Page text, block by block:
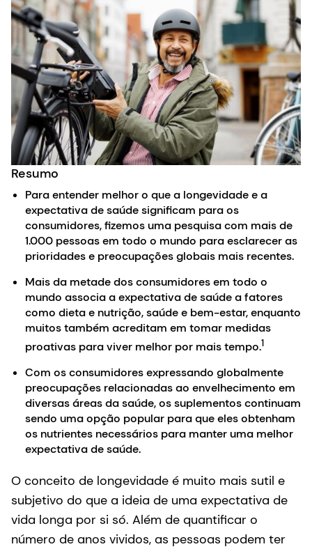
Resumo
Para entender melhor o que a longevidade e a
expectativa de saúde significam para os
consumidores, fizemos uma pesquisa com mais de
1.000 pessoas em todo o mundo para esclarecer as
prioridades e preocupações globais mais recentes.
Mais da metade dos consumidores em todo o
mundo associa a expectativa de saúde a fatores
como dieta e nutrição, saúde e bem-estar, enquanto
muitos também acreditam em tomar medidas
proativas para viver melhor por mais tempo.1
Com os consumidores expressando globalmente
preocupações relacionadas ao envelhecimento em
diversas áreas da saúde, os suplementos continuam
sendo uma opção popular para que eles obtenham
os nutrientes necessários para manter uma melhor
expectativa de saúde.
O conceito de longevidade é muito mais sutil e
subjetivo do que a ideia de uma expectativa de
vida longa por si só. Além de quantificar o
número de anos vividos, as pessoas podem ter